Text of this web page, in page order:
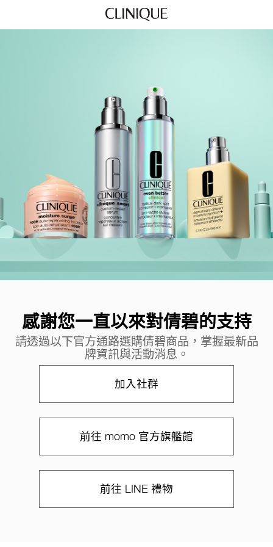
感謝您一直以來對倩碧的支持
請透過以下官方通路選購倩碧商品，掌握最新品
牌資訊與活動消息。
加入社群
前往 momo 官方旗艦館
前往 LINE 禮物